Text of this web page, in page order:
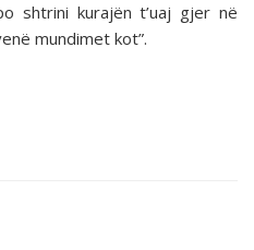
shtrini kurajën t’uaj gjer në
mundimet kot”.